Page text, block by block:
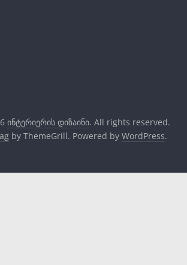
ინტერიერის დიზაინი. All rights reserved.
by ThemeGrill. Powered by WordPress.